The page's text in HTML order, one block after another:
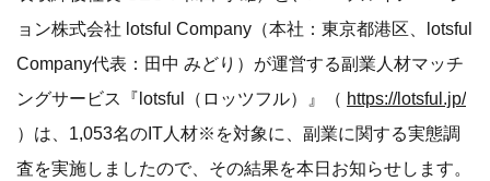
ョン株式会社 lotsful Company（本社：東京都港区、lotsful
Company代表：田中 みどり）が運営する副業人材マッチ
ングサービス『lotsful（ロッツフル）』（ https://lotsful.jp/
）は、1,053名のIT人材※を対象に、副業に関する実態調
査を実施しましたので、その結果を本日お知らせします。